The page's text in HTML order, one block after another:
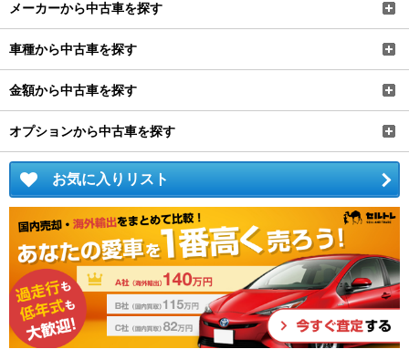
メーカーから中古車を探す
車種から中古車を探す
金額から中古車を探す
オプションから中古車を探す
お気に入りリスト